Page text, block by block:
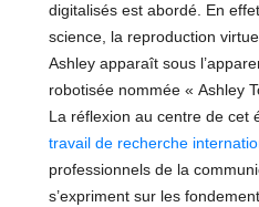
digitalisés est abordé. En
science, la reproduction
Ashley apparaît sous
robotisée nommée « Ashley
La réflexion au centre de cet
travail de recherche
professionnels de la
s’expriment sur les